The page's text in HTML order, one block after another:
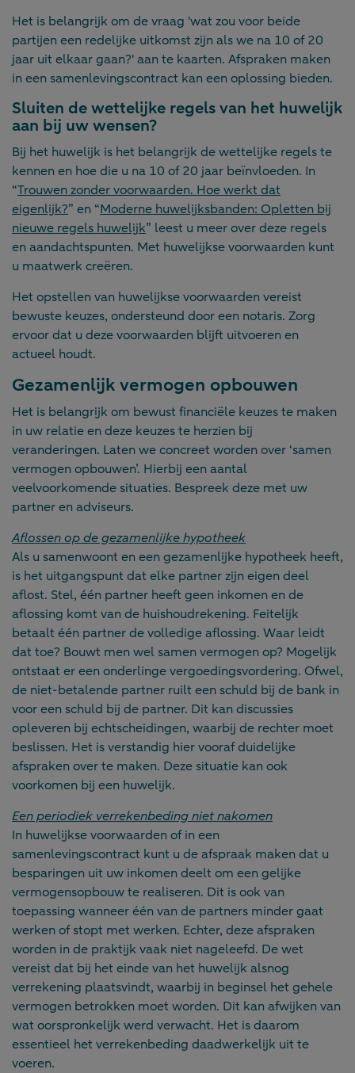
Het is belangrijk om de vraag 'wat zou voor beide
partijen een redelijke uitkomst zijn als we na 10 of 20
jaar uit elkaar gaan?' aan te kaarten. Afspraken maken
in een samenlevingscontract kan een oplossing bieden.
Sluiten de wettelijke regels van het huwelijk
aan bij uw wensen?
Bij het huwelijk is het belangrijk de wettelijke regels te
kennen en hoe die u na 10 of 20 jaar beïnvloeden. In
“Trouwen zonder voorwaarden. Hoe werkt dat
eigenlijk?” en “Moderne huwelijksbanden: Opletten bij
nieuwe regels huwelijk” leest u meer over deze regels
en aandachtspunten. Met huwelijkse voorwaarden kunt
u maatwerk creëren.
Het opstellen van huwelijkse voorwaarden vereist
bewuste keuzes, ondersteund door een notaris. Zorg
ervoor dat u deze voorwaarden blijft uitvoeren en
actueel houdt.
Gezamenlijk vermogen opbouwen
Het is belangrijk om bewust financiële keuzes te maken
in uw relatie en deze keuzes te herzien bij
veranderingen. Laten we concreet worden over ‘samen
vermogen opbouwen’. Hierbij een aantal
veelvoorkomende situaties. Bespreek deze met uw
partner en adviseurs.
Aflossen op de gezamenlijke hypotheek
Als u samenwoont en een gezamenlijke hypotheek heeft,
is het uitgangspunt dat elke partner zijn eigen deel
aflost. Stel, één partner heeft geen inkomen en de
aflossing komt van de huishoudrekening. Feitelijk
betaalt één partner de volledige aflossing. Waar leidt
dat toe? Bouwt men wel samen vermogen op? Mogelijk
ontstaat er een onderlinge vergoedingsvordering. Ofwel,
de niet-betalende partner ruilt een schuld bij de bank in
voor een schuld bij de partner. Dit kan discussies
opleveren bij echtscheidingen, waarbij de rechter moet
beslissen. Het is verstandig hier vooraf duidelijke
afspraken over te maken. Deze situatie kan ook
voorkomen bij een huwelijk.
Een periodiek verrekenbeding niet nakomen
In huwelijkse voorwaarden of in een
samenlevingscontract kunt u de afspraak maken dat u
besparingen uit uw inkomen deelt om een gelijke
vermogensopbouw te realiseren. Dit is ook van
toepassing wanneer één van de partners minder gaat
werken of stopt met werken. Echter, deze afspraken
worden in de praktijk vaak niet nageleefd. De wet
vereist dat bij het einde van het huwelijk alsnog
verrekening plaatsvindt, waarbij in beginsel het gehele
vermogen betrokken moet worden. Dit kan afwijken van
wat oorspronkelijk werd verwacht. Het is daarom
essentieel het verrekenbeding daadwerkelijk uit te
voeren.